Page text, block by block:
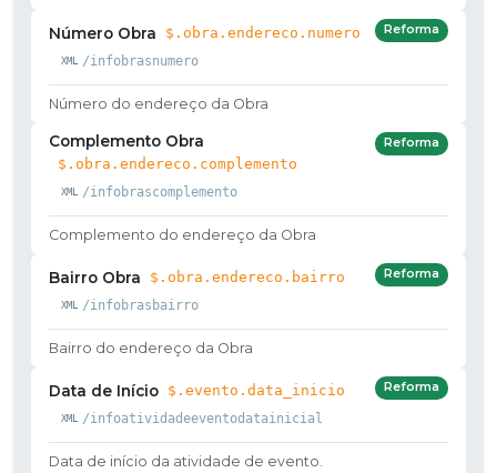
Número Obra $.obra.endereco.numero
/infobrasnumero
Reforma
Número do endereço da Obra
Complemento Obra
$.obra.endereco.complemento
/infobrascomplemento
Reforma
Complemento do endereço da Obra
Bairro Obra $.obra.endereco.bairro
/infobrasbairro
Reforma
Bairro do endereço da Obra
Data de Início $.evento.data_inicio
/infoatividadeeventodatainicial
Reforma
Data de início da atividade de evento.